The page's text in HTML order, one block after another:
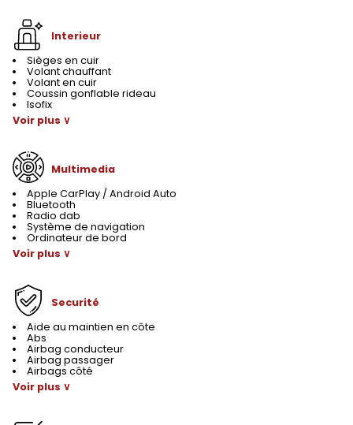
Interieur
Sièges en cuir
Volant chauffant
Volant en cuir
Coussin gonflable rideau
Isofix
Voir plus ∨
Multimedia
Apple CarPlay / Android Auto
Bluetooth
Radio dab
Système de navigation
Ordinateur de bord
Voir plus ∨
Securité
Aide au maintien en côte
Abs
Airbag conducteur
Airbag passager
Airbags côté
Voir plus ∨